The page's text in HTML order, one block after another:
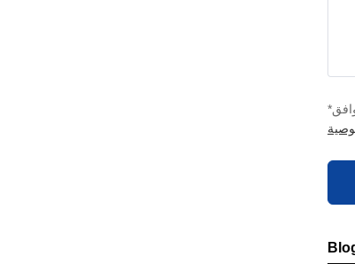
*نحن نحترم خصوصيتك. عند تقديم معلومات الاتصال الخاصة بك، نوافق